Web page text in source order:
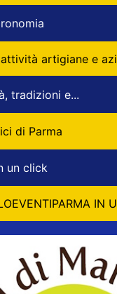
artigiane e
tradizioni e...
di Parma
un click
IN